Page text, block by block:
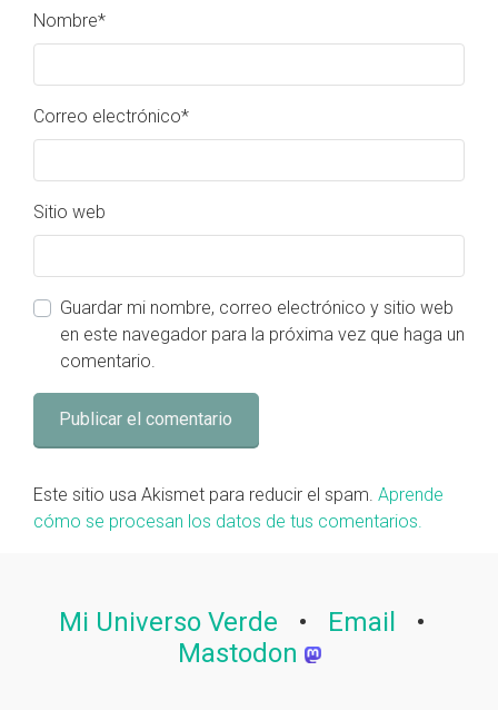
Nombre*
Correo electrónico*
Sitio web
Guardar mi nombre, correo electrónico y sitio web
en este navegador para la próxima vez que haga un
comentario.
Este sitio usa Akismet para reducir el spam. Aprende
cómo se procesan los datos de tus comentarios.
Mi Universo Verde • Email
•
Mastodon